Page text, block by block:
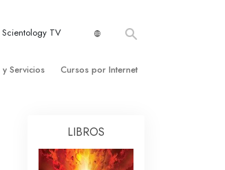
Scientology TV
Servicios Cursos por Internet
de la Existencia
de la Comprensión
LIBROS